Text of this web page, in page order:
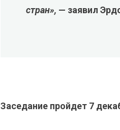
стран», — заявил
Заседание пройдет 7